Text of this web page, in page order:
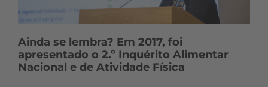
Ainda se lembra? Em 2017, foi
apresentado o 2.º Inquérito Alimentar
Nacional e de Atividade Física